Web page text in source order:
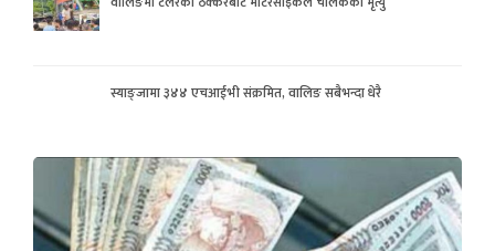
स्याङ्जामा ३४४ एचआईभी संक्रमित, वालिङ सबैभन्दा धेरै